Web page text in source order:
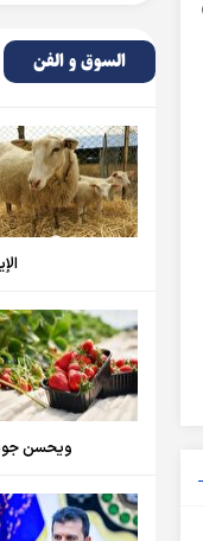
السوق و الفن
ويحسن